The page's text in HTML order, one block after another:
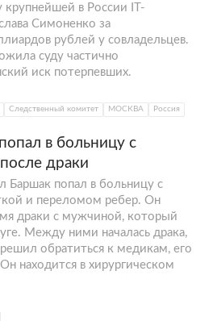
крупнейшей в России IT-
Симоненко за
рублей у совладельцев.
суду частично
иск потерпевших.
Следственный комитет МОСКВА Россия
в больницу с
драки
Баршак попал в больницу с
и переломом ребер. Он
драки с мужчиной, который
Между ними началась драка,
обратиться к медикам, его
находится в хирургическом